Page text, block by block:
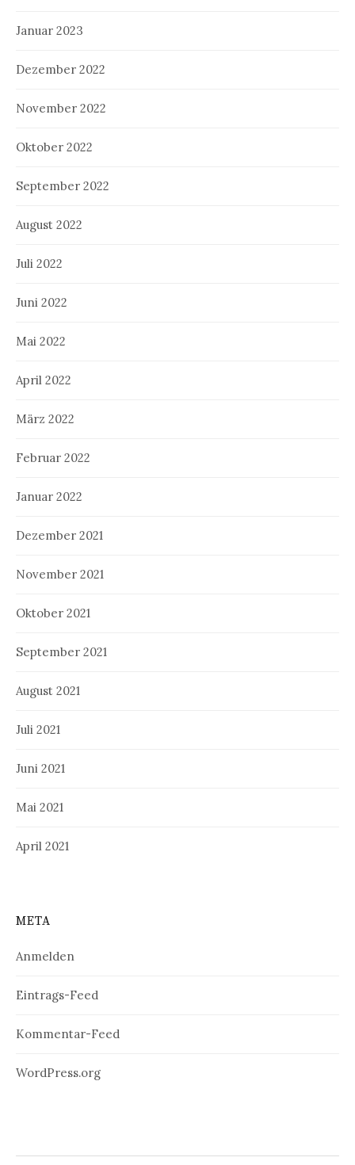
Januar 2023
Dezember 2022
November 2022
Oktober 2022
September 2022
August 2022
Juli 2022
Juni 2022
Mai 2022
April 2022
März 2022
Februar 2022
Januar 2022
Dezember 2021
November 2021
Oktober 2021
September 2021
August 2021
Juli 2021
Juni 2021
Mai 2021
April 2021
META
Anmelden
Eintrags-Feed
Kommentar-Feed
WordPress.org